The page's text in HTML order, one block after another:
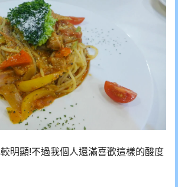
明顯!不過我個人還滿喜歡這樣的酸度